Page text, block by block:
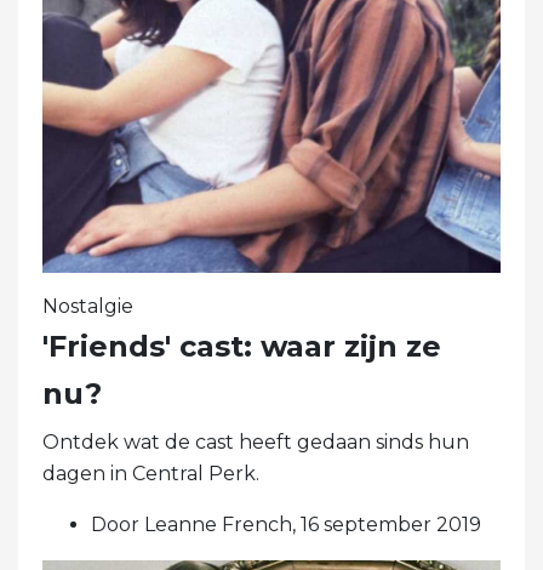
Nostalgie
'Friends' cast: waar zijn ze
nu?
Ontdek wat de cast heeft gedaan sinds hun
dagen in Central Perk.
Door Leanne French, 16 september 2019